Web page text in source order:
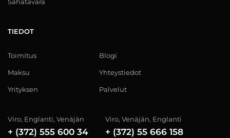
Sahatavara
TIEDOT
Toimitus
Maksu
Yrityksen
Blogi
Yhteystiedot
Palvelut
Viro, Englanti, Venäjän
+ (372) 555 600 34
Viro, Venäjän, Englanti
+ (372) 55 666 158